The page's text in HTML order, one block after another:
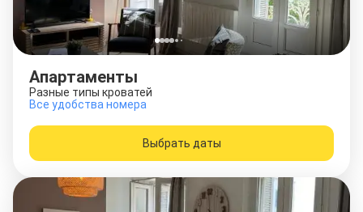
Апартаменты
Разные типы кроватей
Все удобства номера
Выбрать даты